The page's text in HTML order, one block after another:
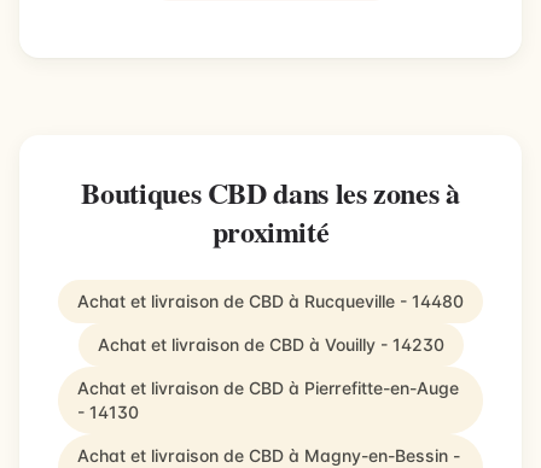
Boutiques CBD dans les zones à
proximité
Achat et livraison de CBD à Rucqueville - 14480
Achat et livraison de CBD à Vouilly - 14230
Achat et livraison de CBD à Pierrefitte-en-Auge
- 14130
Achat et livraison de CBD à Magny-en-Bessin -